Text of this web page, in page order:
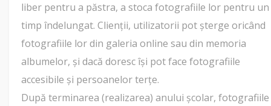
liber pentru a păstra, a stoca fotografiile lor pentru un
timp îndelungat. Clienții, utilizatorii pot șterge oricând
fotografiile lor din galeria online sau din memoria
albumelor, și dacă doresc își pot face fotografiile
accesibile și persoanelor terțe.
După terminarea (realizarea) anului școlar, fotografiile